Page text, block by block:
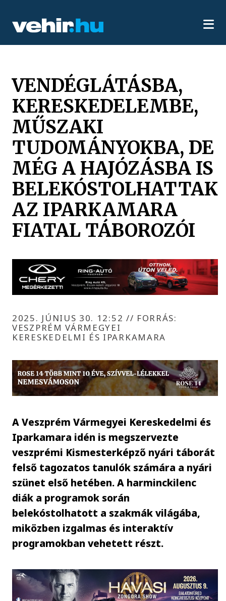
VENDÉGLÁTÁSBA,
KERESKEDELEMBE,
MŰSZAKI
TUDOMÁNYOKBA, DE
MÉG A HAJÓZÁSBA IS
BELEKÓSTOLHATTAK
AZ IPARKAMARA
FIATAL TÁBOROZÓI
2025. JÚNIUS 30. 12:52 // FORRÁS:
VESZPRÉM VÁRMEGYEI
KERESKEDELMI ÉS IPARKAMARA
A Veszprém Vármegyei Kereskedelmi és
Iparkamara idén is megszervezte
veszprémi Kismesterképző nyári táborát
felső tagozatos tanulók számára a nyári
szünet első hetében. A harminckilenc
diák a programok során
belekóstolhatott a szakmák világába,
miközben izgalmas és interaktív
programokban vehetett részt.